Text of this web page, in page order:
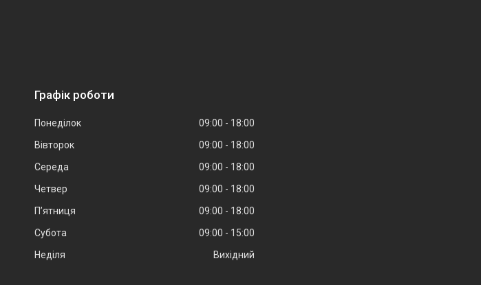
Графік роботи
Понеділок 09:00
18:00
Вівторок
09:00
18:00
Середа
09:00
18:00
Четвер
09:00
18:00
Пʼятниця
09:00
18:00
Субота
09:00
15:00
Неділя
Вихідний